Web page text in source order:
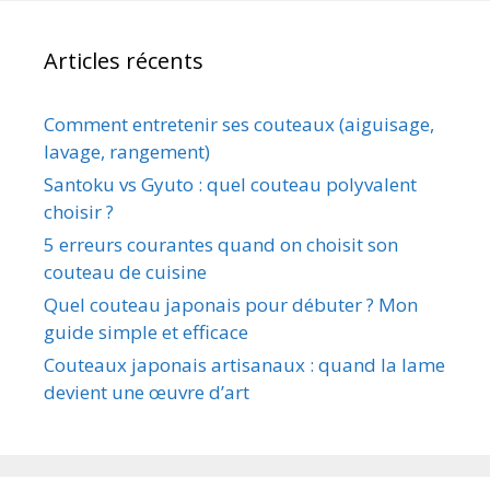
Articles récents
Comment entretenir ses couteaux (aiguisage,
lavage, rangement)
Santoku vs Gyuto : quel couteau polyvalent
choisir ?
5 erreurs courantes quand on choisit son
couteau de cuisine
Quel couteau japonais pour débuter ? Mon
guide simple et efficace
Couteaux japonais artisanaux : quand la lame
devient une œuvre d’art